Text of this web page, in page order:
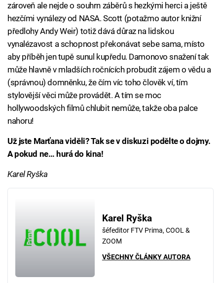
zároveň ale nejde o souhrn záběrů s hezkými herci a ještě
hezčími vynálezy od NASA. Scott (potažmo autor knižní
předlohy Andy Weir) totiž dává důraz na lidskou
vynalézavost a schopnost překonávat sebe sama, místo
aby příběh jen tupě sunul kupředu. Damonovo snažení tak
může hlavně v mladších ročnících probudit zájem o vědu a
(správnou) domněnku, že čím víc toho člověk ví, tím
stylovější věci může provádět. A tím se moc
hollywoodských filmů chlubit nemůže, takže oba palce
nahoru!
Už jste Marťana viděli? Tak se v diskuzi podělte o dojmy.
A pokud ne… hurá do kina!
Karel Ryška
Karel Ryška
šéfeditor FTV Prima, COOL &
ZOOM
VŠECHNY ČLÁNKY AUTORA